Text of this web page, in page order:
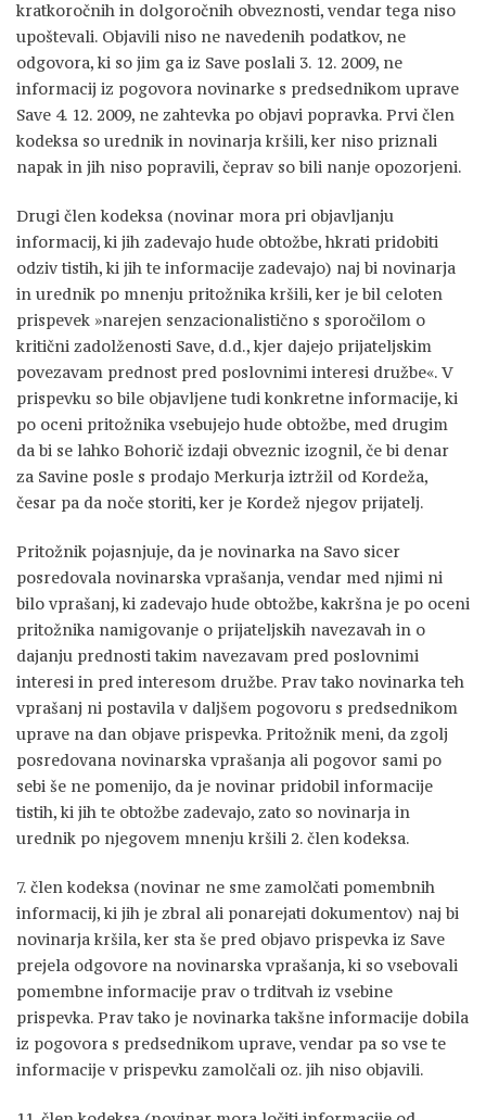
kratkoročnih in dolgoročnih obveznosti, vendar tega niso
upoštevali. Objavili niso ne navedenih podatkov, ne
odgovora, ki so jim ga iz Save poslali 3. 12. 2009, ne
informacij iz pogovora novinarke s predsednikom uprave
Save 4. 12. 2009, ne zahtevka po objavi popravka. Prvi člen
kodeksa so urednik in novinarja kršili, ker niso priznali
napak in jih niso popravili, čeprav so bili nanje opozorjeni.
Drugi člen kodeksa (novinar mora pri objavljanju
informacij, ki jih zadevajo hude obtožbe, hkrati pridobiti
odziv tistih, ki jih te informacije zadevajo) naj bi novinarja
in urednik po mnenju pritožnika kršili, ker je bil celoten
prispevek »narejen senzacionalistično s sporočilom o
kritični zadolženosti Save, d.d., kjer dajejo prijateljskim
povezavam prednost pred poslovnimi interesi družbe«. V
prispevku so bile objavljene tudi konkretne informacije, ki
po oceni pritožnika vsebujejo hude obtožbe, med drugim
da bi se lahko Bohorič izdaji obveznic izognil, če bi denar
za Savine posle s prodajo Merkurja iztržil od Kordeža,
česar pa da noče storiti, ker je Kordež njegov prijatelj.
Pritožnik pojasnjuje, da je novinarka na Savo sicer
posredovala novinarska vprašanja, vendar med njimi ni
bilo vprašanj, ki zadevajo hude obtožbe, kakršna je po oceni
pritožnika namigovanje o prijateljskih navezavah in o
dajanju prednosti takim navezavam pred poslovnimi
interesi in pred interesom družbe. Prav tako novinarka teh
vprašanj ni postavila v daljšem pogovoru s predsednikom
uprave na dan objave prispevka. Pritožnik meni, da zgolj
posredovana novinarska vprašanja ali pogovor sami po
sebi še ne pomenijo, da je novinar pridobil informacije
tistih, ki jih te obtožbe zadevajo, zato so novinarja in
urednik po njegovem mnenju kršili 2. člen kodeksa.
7. člen kodeksa (novinar ne sme zamolčati pomembnih
informacij, ki jih je zbral ali ponarejati dokumentov) naj bi
novinarja kršila, ker sta še pred objavo prispevka iz Save
prejela odgovore na novinarska vprašanja, ki so vsebovali
pomembne informacije prav o trditvah iz vsebine
prispevka. Prav tako je novinarka takšne informacije dobila
iz pogovora s predsednikom uprave, vendar pa so vse te
informacije v prispevku zamolčali oz. jih niso objavili.